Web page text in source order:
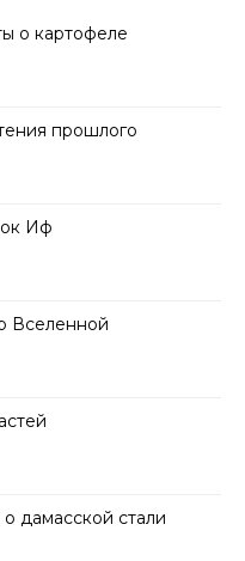
о картофеле
прошлого
Иф
Вселенной
дамасской стали